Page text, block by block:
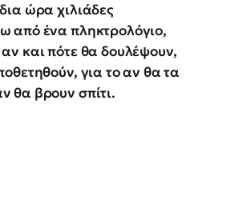
ώρα χιλιάδες
από ένα πληκτρολόγιο,
και πότε θα δουλέψουν,
για το αν θα τα
θα βρουν σπίτι.